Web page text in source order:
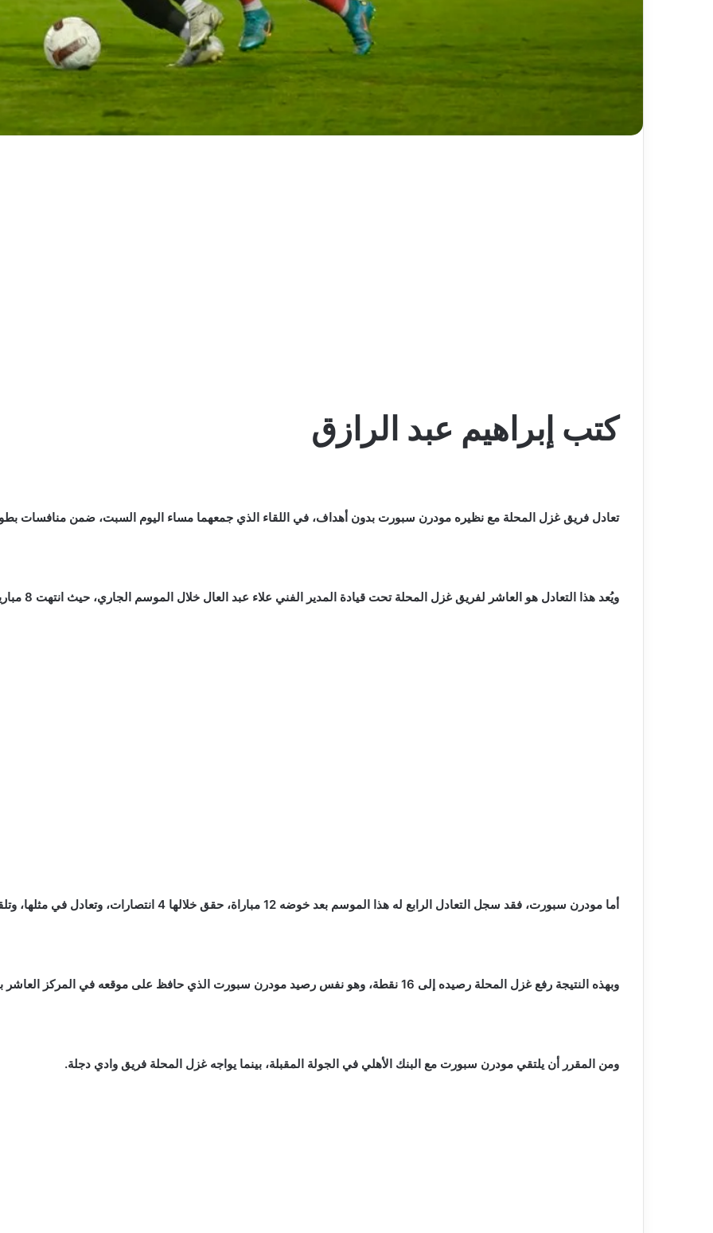
كتب إبراهيم عبد الرازق
تعادل فريق غزل المحلة مع نظيره مودرن سبورت بدون أهداف، في اللقاء الذي جمعهما مساء اليوم السبت، ضمن منافسات
ويُعد هذا التعادل هو العاشر لفريق غزل المحلة تحت قيادة المدير الفني علاء عبد العال خلال الموسم الجاري، حيث انتهت 8 مباريات بالتعادل السلبي، واثنتان بنتيجة 1-1.
أما مودرن سبورت، فقد سجل التعادل الرابع له هذا الموسم بعد خوضه 12 مباراة، حقق خلالها 4 انتصارات، وتعادل في مثلها، وتلقى 4 هزائم.
وبهذه النتيجة رفع غزل المحلة رصيده إلى 16 نقطة، وهو نفس رصيد مودرن سبورت الذي حافظ على موقعه في المركز العاشر بجدول الترتيب.
ومن المقرر أن يلتقي مودرن سبورت مع البنك الأهلي في الجولة المقبلة، بينما يواجه غزل المحلة فريق وادي دجلة.